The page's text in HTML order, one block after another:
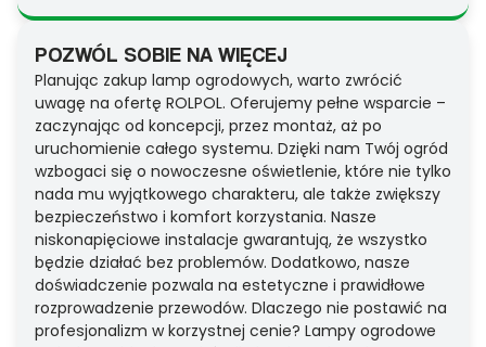
POZWÓL SOBIE NA WIĘCEJ
Planując zakup lamp ogrodowych, warto zwrócić
uwagę na ofertę ROLPOL. Oferujemy pełne wsparcie –
zaczynając od koncepcji, przez montaż, aż po
uruchomienie całego systemu. Dzięki nam Twój ogród
wzbogaci się o nowoczesne oświetlenie, które nie tylko
nada mu wyjątkowego charakteru, ale także zwiększy
bezpieczeństwo i komfort korzystania. Nasze
niskonapięciowe instalacje gwarantują, że wszystko
będzie działać bez problemów. Dodatkowo, nasze
doświadczenie pozwala na estetyczne i prawidłowe
rozprowadzenie przewodów. Dlaczego nie postawić na
profesjonalizm w korzystnej cenie? Lampy ogrodowe